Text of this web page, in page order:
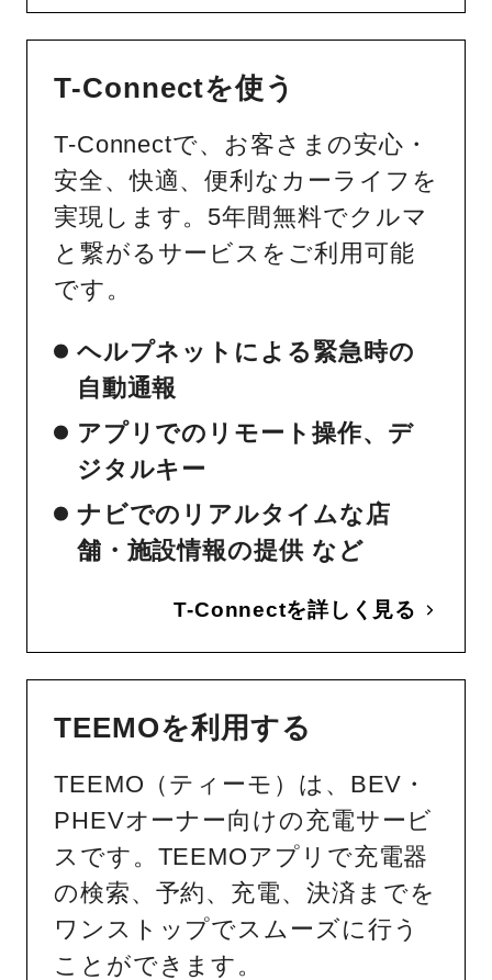
T-Connectを使う
T-Connectで、お客さまの安心・
安全、快適、便利なカーライフを
実現します。5年間無料でクルマ
と繋がるサービスをご利用可能
です。
ヘルプネットによる緊急時の
自動通報
アプリでのリモート操作、デ
ジタルキー
ナビでのリアルタイムな店
舗・施設情報の提供 など
T-Connectを詳しく見る
TEEMOを利用する
TEEMO（ティーモ）は、BEV・
PHEVオーナー向けの充電サービ
スです。TEEMOアプリで充電器
の検索、予約、充電、決済までを
ワンストップでスムーズに行う
ことができます。